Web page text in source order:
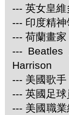
--- 英女皇
--- 印度精
--- 荷蘭畫
---
Harrison
--- 美國歌
--- 英國足
--- 美國職